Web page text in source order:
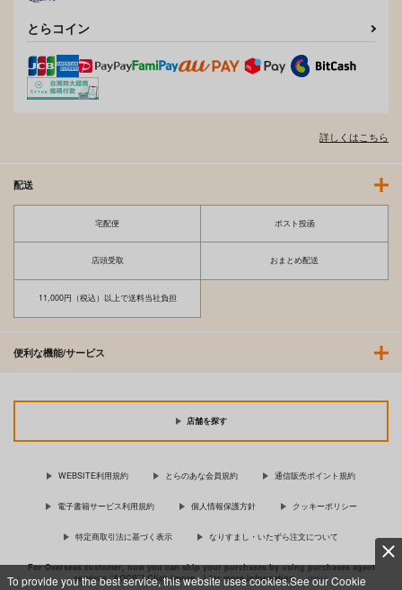
To provide you the best service, this website uses cookies.See our Cookie
とらコイン
詳しくはこちら
配送
宅配便 ポスト投函
店頭受取 おまとめ配送
11,000円（税込）以上で送料当社負担
便利な機能/サービス
店舗を探す
WEBSITE利用規約 とらのあな会員規約 通信販売ポイント規約
電子書籍サービス利用規約 個人情報保護方針 クッキーポリシー
特定商取引法に基づく表示 なりすまし・いたずら注文について
For Overseas customer, now you can ship your purchases by using purchases agent
services “AOCS”! Click {more…} for more information …more